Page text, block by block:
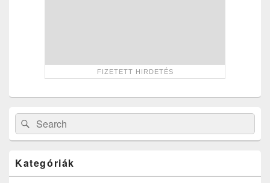
Search
for:
Search
Kategóriák